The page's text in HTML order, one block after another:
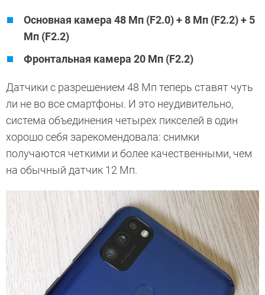
Основная камера 48 Mп (F2.0) + 8 Mп (F2.2) + 5
Mп (F2.2)
Фронтальная камера 20 Mп (F2.2)
Датчики с разрешением 48 Мп теперь ставят чуть
ли не во все смартфоны. И это неудивительно,
система объединения четырех пикселей в один
хорошо себя зарекомендовала: снимки
получаются четкими и более качественными, чем
на обычный датчик 12 Мп.